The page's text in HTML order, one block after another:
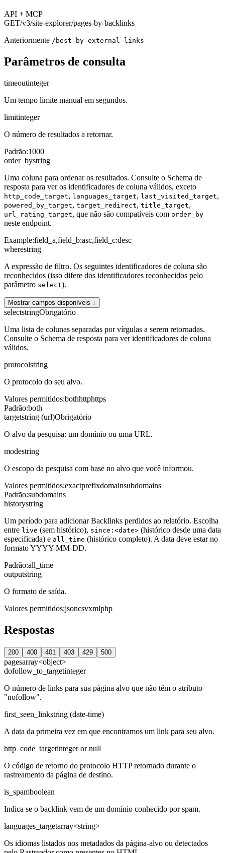
API + MCP
GET/v3/site-explorer/pages-by-backlinks
Anteriormente /best-by-external-links
Parâmetros de consulta
timeoutinteger
Um tempo limite manual em segundos.
limitinteger
O número de resultados a retornar.
Padrão:1000
order_bystring
Uma coluna para ordenar os resultados. Consulte o Schema de
resposta para ver os identificadores de coluna válidos, exceto
http_code_target, languages_target, last_visited_target,
powered_by_target, target_redirect, title_target,
url_rating_target, que não são compatíveis com order_by
neste endpoint.
Example:field_a,field_b:asc,field_c:desc
wherestring
A expressão de filtro. Os seguintes identificadores de coluna são
reconhecidos (isso difere dos identificadores reconhecidos pelo
parâmetro select).
Mostrar campos disponíveis ↓
selectstringObrigatório
Uma lista de colunas separadas por vírgulas a serem retornadas.
Consulte o Schema de resposta para ver identificadores de coluna
válidos.
protocolstring
O protocolo do seu alvo.
Valores permitidos:bothhttphttps
Padrão:both
targetstring (url)Obrigatório
O alvo da pesquisa: um domínio ou uma URL.
modestring
O escopo da pesquisa com base no alvo que você informou.
Valores permitidos:exactprefixdomainsubdomains
Padrão:subdomains
historystring
Um período para adicionar Backlinks perdidos ao relatório. Escolha
entre live (sem histórico), since:<date> (histórico desde uma data
especificada) e all_time (histórico completo). A data deve estar no
formato YYYY-MM-DD.
Padrão:all_time
outputstring
O formato de saída.
Valores permitidos:jsoncsvxmlphp
Respostas
200 400 401 403 429 500
pagesarray<object>
dofollow_to_targetinteger
O número de links para sua página alvo que não têm o atributo
"nofollow".
first_seen_linkstring (date-time)
A data da primeira vez em que encontramos um link para seu alvo.
http_code_targetinteger or null
O código de retorno do protocolo HTTP retornado durante o
rastreamento da página de destino.
is_spamboolean
Indica se o backlink vem de um domínio conhecido por spam.
languages_targetarray<string>
Os idiomas listados nos metadados da página-alvo ou detectados